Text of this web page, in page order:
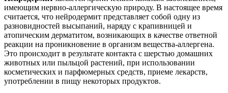
имеющим нервно-аллергическую природу. В настоящее время
считается, что нейродермит представляет собой одну из
разновидностей высыпаний, наряду с крапивницей и
атопическим дерматитом, возникающих в качестве ответной
реакции на проникновение в организм вещества-аллергена.
Это происходит в результате контакта с шерстью домашних
животных или пыльцой растений, при использовании
косметических и парфюмерных средств, приеме лекарств,
употреблении в пищу некоторых продуктов.